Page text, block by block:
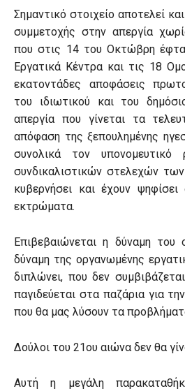
Σημαντικό στοιχείο αποτελεί
συμμετοχής στην απεργία
που στις 14 του Οκτώβρη
Εργατικά Κέντρα και τις 18
εκατοντάδες αποφάσεις
του ιδιωτικού και του
απεργία που γίνεται τα
απόφαση της ξεπουλημένης
συνολικά τον
συνδικαλιστικών στελεχών
κυβερνήσει και έχουν
εκτρώματα.
Επιβεβαιώνεται η δύναμη
δύναμη της οργανωμένης
διπλώνει, που δεν
παγιδεύεται στα παζάρια για
που θα μας λύσουν τα
Δούλοι του 21ου αιώνα δεν θα
Αυτή η μεγάλη